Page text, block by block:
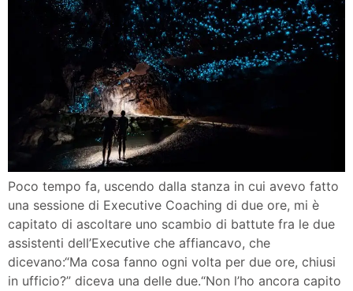
Poco tempo fa, uscendo dalla stanza in cui avevo fatto
una sessione di Executive Coaching di due ore, mi è
capitato di ascoltare uno scambio di battute fra le due
assistenti dell’Executive che affiancavo, che
dicevano:“Ma cosa fanno ogni volta per due ore, chiusi
in ufficio?” diceva una delle due.“Non l’ho ancora capito